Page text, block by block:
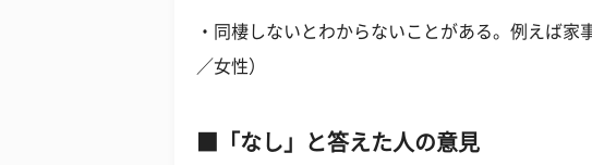
・同棲しないとわからないことがある。例えば家
／女性）
「なし」と答えた人の意見